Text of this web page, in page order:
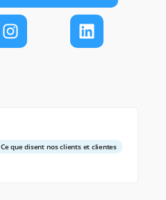
Ce que disent nos clients et clientes